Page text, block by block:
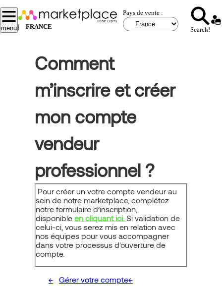
Aller
au
contenu
principal
menu | FRANCE
Pays de vente :
Search!
Comment
m’inscrire et créer
mon compte
vendeur
professionnel ?
Pour créer un votre compte vendeur au
sein de notre marketplace, complétez
notre formulaire d’inscription,
disponible en cliquant ici. Si validation de
celui-ci, vous serez mis en relation avec
nos équipes pour vous accompagner
dans votre processus d'ouverture de
compte.
Gérer votre compte